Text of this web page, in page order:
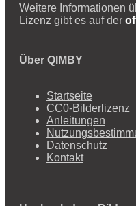
Weitere Informationen
Lizenz gibt es auf der
Über QIMBY
Startseite
CC0-Bilderlizenz
Anleitungen
Datenschutz
Kontakt